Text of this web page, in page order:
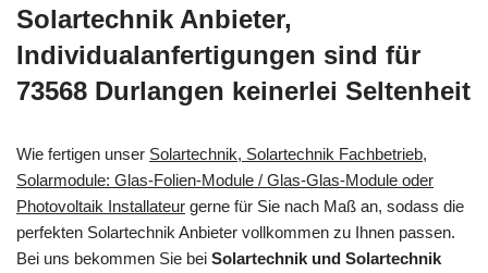
Solartechnik Anbieter,
Individualanfertigungen sind für
73568 Durlangen keinerlei Seltenheit
Wie fertigen unser Solartechnik, Solartechnik Fachbetrieb,
Solarmodule: Glas-Folien-Module / Glas-Glas-Module oder
Photovoltaik Installateur gerne für Sie nach Maß an, sodass die
perfekten Solartechnik Anbieter vollkommen zu Ihnen passen.
Bei uns bekommen Sie bei Solartechnik und Solartechnik